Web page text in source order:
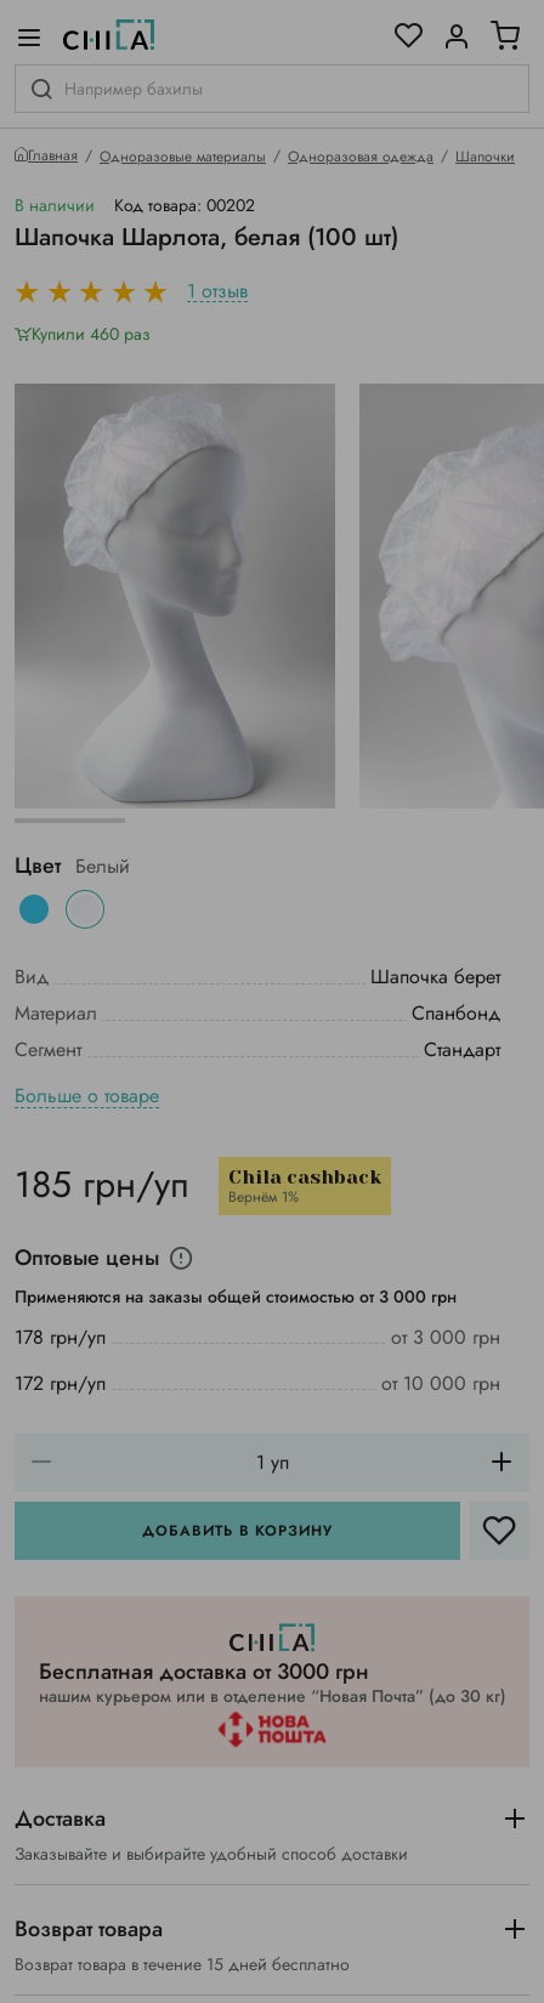
Главная Одноразовые материалы Одноразовая одежда Шапочки
В наличии Код товара: 00202
Шапочка Шарлота, белая (100 шт)
1 отзыв
Купили 460 раз
Цвет Белый
Вид
Шапочка берет
Материал
Спанбонд
Сегмент
Стандарт
Больше о товаре
185 грн/уп Chila cashback
Вернём 1%
Оптовые цены
Применяются на заказы общей стоимостью от 3 000 грн
178 грн/уп
от 3 000 грн
172 грн/уп
от 10 000 грн
ДОБАВИТЬ В КОРЗИНУ
Бесплатная доставка от 3000 грн
нашим курьером или в отделение “Новая Почта” (до 30 кг)
Доставка
Заказывайте и выбирайте удобный способ доставки
Возврат товара
Возврат товара в течение 15 дней бесплатно
гамме